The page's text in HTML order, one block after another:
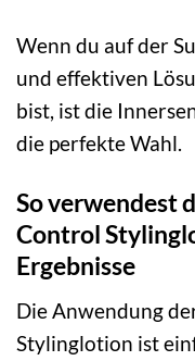
Wenn du auf der
und effektiven
bist, ist die
die perfekte Wahl.
So verwendest
Control
Ergebnisse
Die Anwendung
Stylinglotion ist